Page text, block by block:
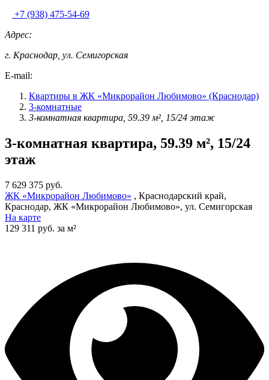
+7 (938) 475-54-69
Адрес:
г. Краснодар, ул. Семигорская
E-mail:
Квартиры в ЖК «Микрорайон Любимово» (Краснодар)
3-комнатные
3-комнатная квартира, 59.39 м², 15/24 этаж
3-комнатная квартира, 59.39 м², 15/24
этаж
7 629 375 руб.
ЖК «Микрорайон Любимово» , Краснодарский край,
Краснодар, ЖК «Микрорайон Любимово», ул. Семигорская
На карте
129 311 руб. за м²